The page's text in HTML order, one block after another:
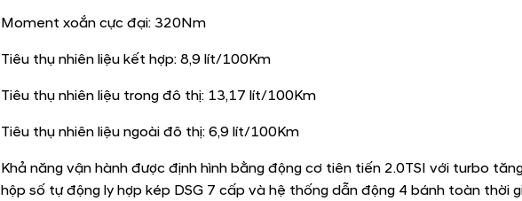
Moment xoắn cực đại: 320Nm
Tiêu thụ nhiên liệu kết hợp: 8,9 lít/100Km
Tiêu thụ nhiên liệu trong đô thị: 13,17 lít/100Km
Tiêu thụ nhiên liệu ngoài đô thị: 6,9 lít/100Km
Khả năng vận hành được định hình bằng động cơ tiên tiến 2.0TSI với turbo
hộp số tự động ly hợp kép DSG 7 cấp và hệ thống dẫn động 4 bánh toàn thời